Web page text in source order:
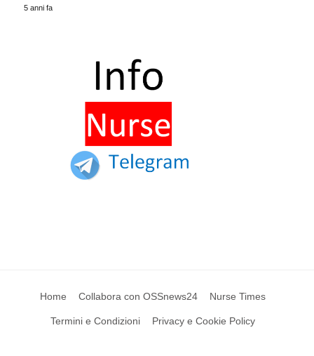
5 anni fa
Home Collabora con OSSnews24 Nurse Times
Termini e Condizioni Privacy e Cookie Policy